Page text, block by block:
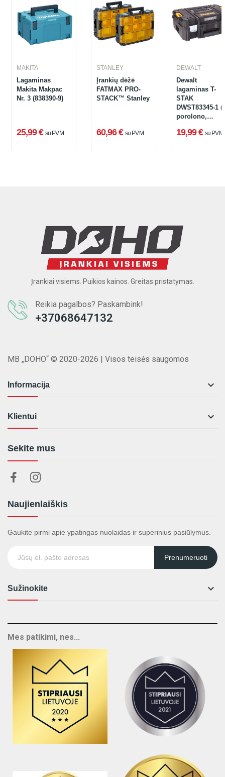
MAKITA
Lagaminas
Makita Makpac
Nr. 3 (838390-9)
25,99 € su PVM
STANLEY
Įrankių dėžė
FATMAX PRO-
STACK™ Stanley
60,96 € su PVM
DEWALT
Dewalt
lagaminas T-
STAK
DWST83345-1
porolono,
19,99 € su PVM
Įrankiai visiems. Puikios kainos. Greitas pristatymas.
Reikia pagalbos? Paskambink!
+37068647132
MB „DOHO“ © 2020-2026 | Visos teisės saugomos
Informacija 
Klientui 
Sekite mus
Naujienlaiškis
Gaukite pirmi apie ypatingas nuolaidas ir superinius pasiūlymus.
Prenumeruoti
Sužinokite 
Mes patikimi, nes...